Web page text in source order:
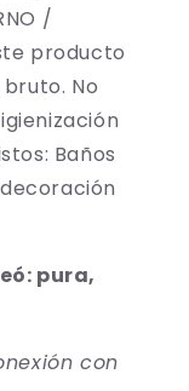
/
producto
No
Baños
pura,
con